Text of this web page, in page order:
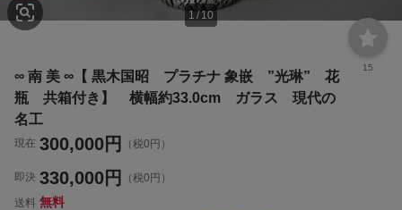
1/ 10
15
∞ 南 美 ∞【 黒木国昭 プラチナ 象嵌 ”光琳” 花
瓶 共箱付き】 横幅約33.0cm ガラス 現代の
名工
現在 300,000円 （税0円）
即決 330,000円
（税0円）
送料 無料